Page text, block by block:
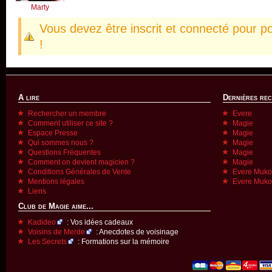
Marty
Vous devez être inscrit et connecté pour
!
A lire
Rechercher un membre
Comment utiliser ce site ?
Espace Presse
Qui sommes nous ?
Questions Fréquentes
Comment on devient magicien ?
Conditions Générales de Vente
Mentions légales
Liens
Club de Magie aime...
Kadideo
: Vos idées cadeaux
Voisins de Merde
: Anecdotes de voisinage
Les Secrets
: Formations sur la mémoire
Dernières
Evere
Magie
Magie
Magie
Magie
Magie
Evere
Evere